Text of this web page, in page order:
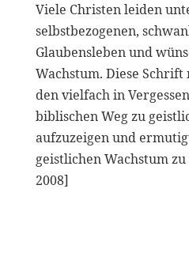
Viele Christen leiden
selbstbezogenen,
Glaubensleben und
Wachstum. Diese Schrift
den vielfach in
biblischen Weg zu
aufzuzeigen und
geistlichen Wachstum
2008]